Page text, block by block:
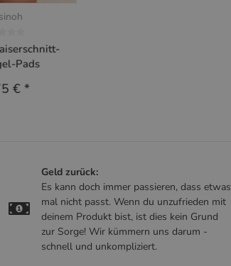
Pads
€ *
Geld zurück:
Es kann doch immer passieren, dass etwas
mal nicht passt. Wenn du unzufrieden mit
deinem Produkt bist, ist dies kein Grund
zur Sorge! Wir kümmern uns darum -
schnell und unkompliziert.